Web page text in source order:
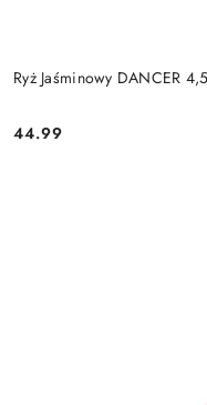
Ryż Jaśminowy DANCER
Cena:
44.99